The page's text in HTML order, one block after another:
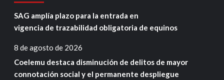
SAG amplía plazo para la entrada en
vigencia de trazabilidad obligatoria de equinos
8 de agosto de 2026
Coelemu destaca disminución de delitos de mayor
connotación social y el permanente despliegue